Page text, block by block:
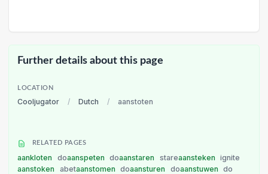
Further details about this page
LOCATION
Cooljugator / Dutch / aanstoten
RELATED PAGES
aankloten doaanspeten doaanstaren stareaansteken
ignite
aanstoken
abetaanstomen doaansturen doaanstuwen
do